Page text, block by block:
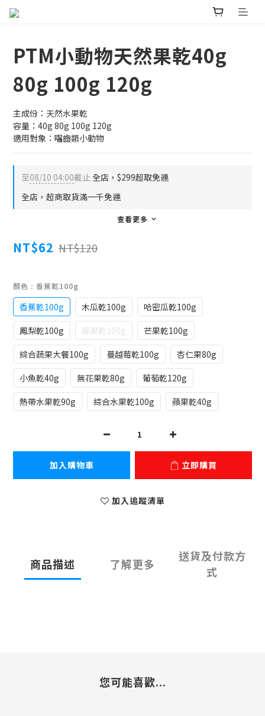
PTM小動物天然果乾40g
80g 100g 120g
主成份：天然水果乾
容量：40g 80g 100g 120g
適用對象：囓齒類小動物
至08/10 04:00截止全店，$299超取免運
全店，超商取貨滿一千免運
查看更多
NT$62 NT$120
顏色 : 香蕉乾100g
香蕉乾100g 木瓜乾100g
哈密瓜乾100g
鳳梨乾100g
椰果乾100g
芒果乾100g
綜合蔬果大餐100g
蔓越莓乾100g
杏仁果80g
小魚乾40g
無花果乾80g
葡萄乾120g
熱帶水果乾90g
綜合水果乾100g 蘋果乾40g
加入購物車 立即購買
加入追蹤清單
商品描述 了解更多
送貨及付款方
式
您可能喜歡...